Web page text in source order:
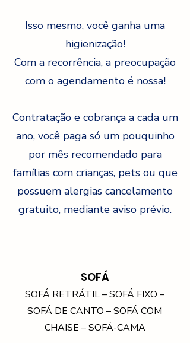
Isso mesmo, você ganha uma
higienização!
Com a recorrência, a preocupação
com o agendamento é nossa!
Contratação e cobrança a cada um
ano, você paga só um pouquinho
por mês recomendado para
famílias com crianças, pets ou que
possuem alergias cancelamento
gratuito, mediante aviso prévio.
SOFÁ
SOFÁ RETRÁTIL – SOFÁ FIXO –
SOFÁ DE CANTO – SOFÁ COM
CHAISE – SOFÁ-CAMA